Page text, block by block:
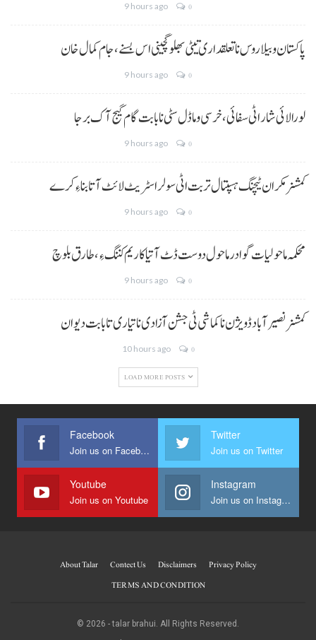
9 hours ago 0
پاکستان و بیلاروس نا تعلقداری تیٹی بھلو گچینی اس بسنے، جام کمال خان
9 hours ago 0
لورالائی شار اٹی سفائی، خرسی و ماڈل سٹی نا بابت گام گیج آک برجا
9 hours ago 0
کمشنر مکران ٹیچنگ ہسپتال تربت اٹی سولر اسٹریٹ لائٹ آتا بناءِ کرے
9 hours ago 0
محکمہ ماحولیات گوادر ماحول دوست ڈٹ آتیا کاریم کننگ ءِ، طارق بلوچ
9 hours ago 0
کمشنر نصیر آباد ڈویژن نا کماشی ٹی جشن آزادی نا تیاری تا بابت دیوان
10 hours ago 0
LOAD MORE POSTS
Facebook
Join us on Facebook
Twitter
Join us on Twitter
Youtube
Join us on Youtube
Instagram
Join us on Instagram
About Talar Contect Us Disclaimers
Privacy Policy
TERMS AND CONDITION
© 2026 - talar brahui. All Rights Reserved.